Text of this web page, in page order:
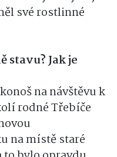
své rostlinné
stavu? Jak je
na návštěvu k
rodné Třebíče
na místě staré